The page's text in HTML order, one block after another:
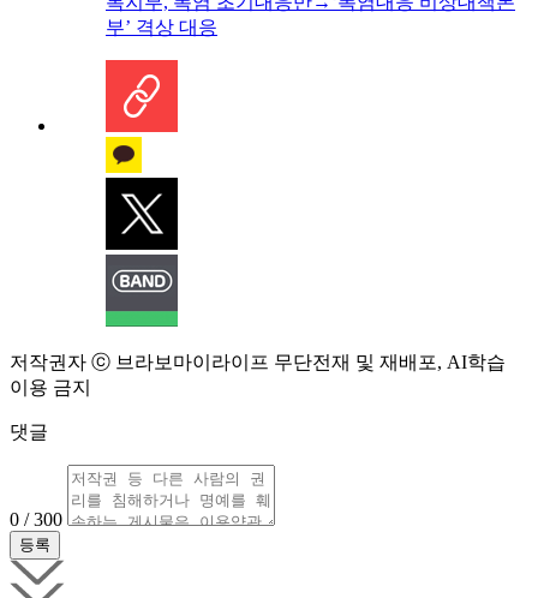
부’ 격상 대응
저작권자 ⓒ 브라보마이라이프 무단전재 및 재배포, AI학습
이용 금지
댓글
0 / 300